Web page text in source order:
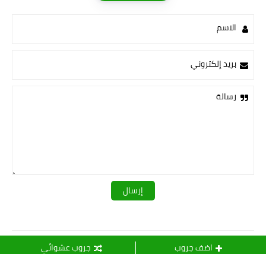
اضف جروب جروب عشوائي
الاسم
بريد إلكتروني
رسالة
قـــــروبات ســ💛ــيدرا